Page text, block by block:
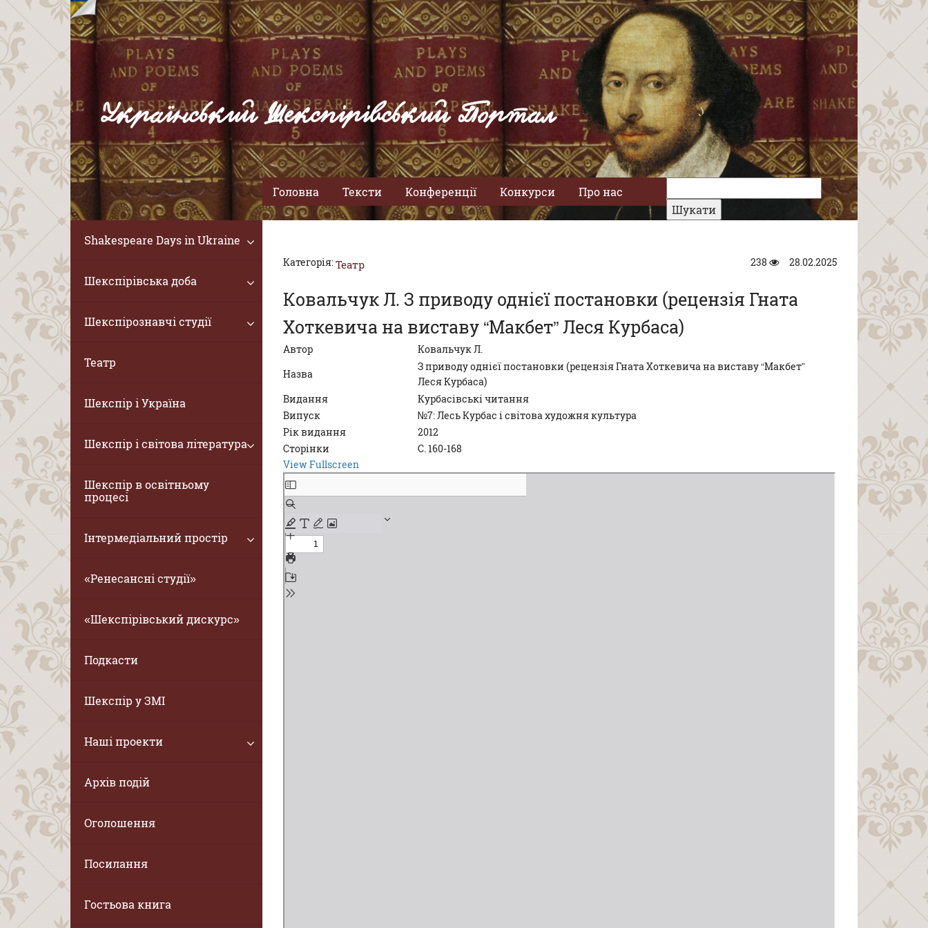
Український Шекспірівський Портал
Головна Тексти Конференції Конкурси Про нас
Shakespeare Days in Ukraine
Шекспірівська доба
Шекспірознавчі студії
Театр
Шекспір і Україна
Шекспір і світова література
Шекспір в освітньому
процесі
Інтермедіальний простір
«Ренесансні студії»
«Шекспірівський дискурс»
Подкасти
Шекспір у ЗМІ
Наші проекти
Архів подій
Оголошення
Посилання
Гостьова книга
Категорія:Театр 28.02.2025
238
Ковальчук Л. З приводу однієї постановки (рецензія Гната
Хоткевича на виставу “Макбет” Леся Курбаса)
Автор
Ковальчук Л.
Назва
З приводу однієї постановки (рецензія Гната Хоткевича на виставу “Макбет”
Леся Курбаса)
Видання
Курбасівські читання
Випуск
№7: Лесь Курбас і світова художня культура
Рік видання
2012
Сторінки
С. 160-168
View Fullscreen